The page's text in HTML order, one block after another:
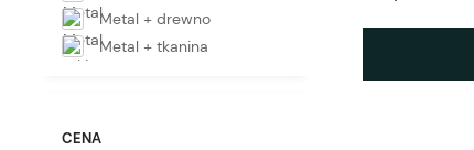
Metal + drewno
Metal + tkanina
CENA